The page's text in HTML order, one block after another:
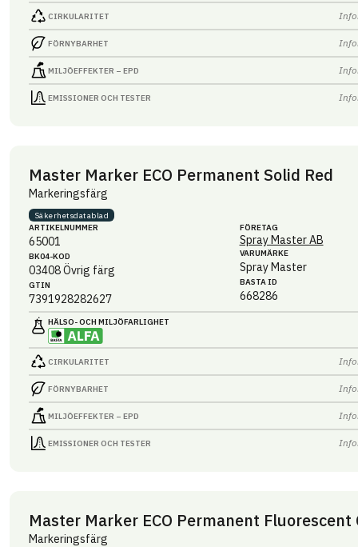
CIRKULARITET
FÖRNYBARHET
MILJÖEFFEKTER – EPD
EMISSIONER OCH TESTER
Master Marker ECO Permanent Solid Red
Markeringsfärg
Säkerhets­datablad
ARTIKEL­NUMMER
65001
BK04-KOD
03408Övrig färg
GTIN
7391928282627
FÖRETAG
Spray Master AB
VARUMÄRKE
Spray Master
BASTA ID
668286
HÄLSO- OCH MILJÖ­FARLIGHET
CIRKULARITET
FÖRNYBARHET
MILJÖEFFEKTER – EPD
EMISSIONER OCH TESTER
Master Marker ECO Permanent Fluorescent
Markeringsfärg